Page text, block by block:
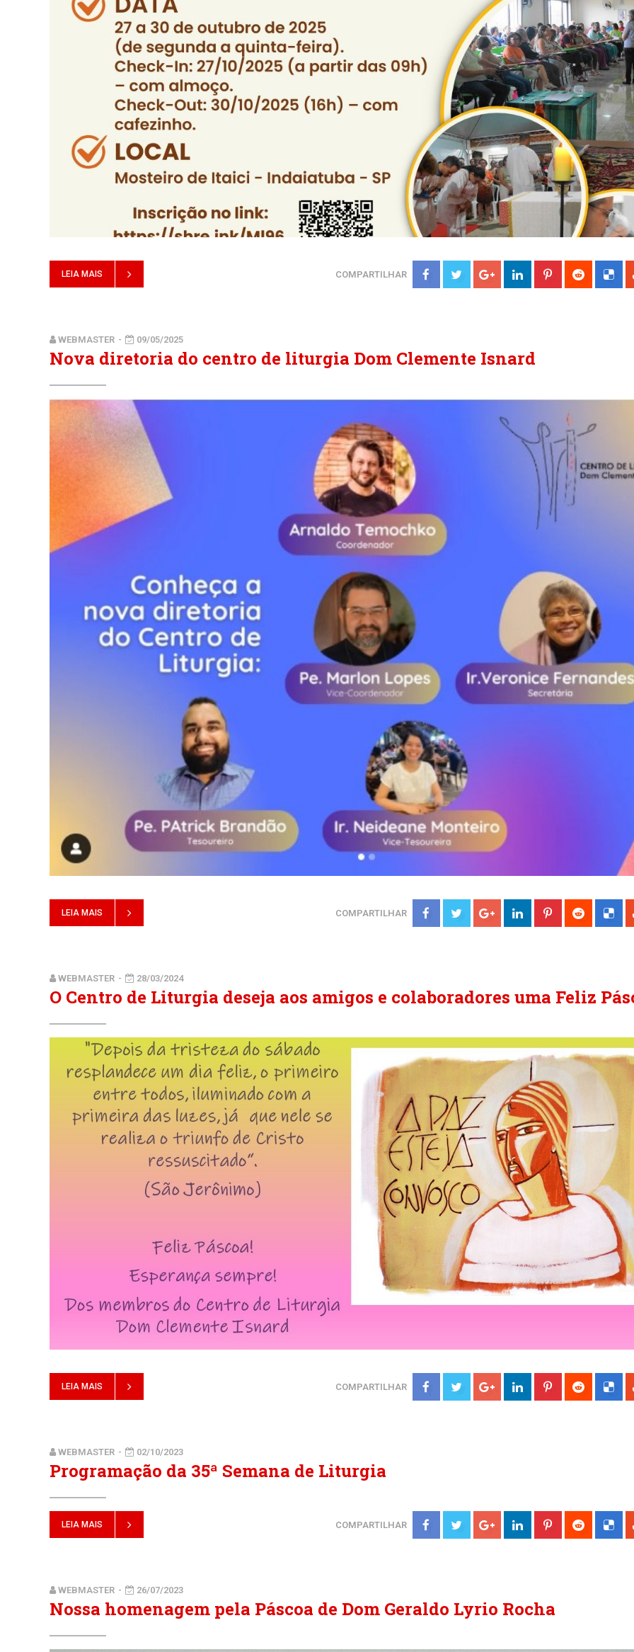
LEIA MAIS COMPARTILHAR
WEBMASTER - 09/05/2025
Nova diretoria do centro de liturgia Dom Clemente Isnard
LEIA MAIS COMPARTILHAR
WEBMASTER - 28/03/2024
O Centro de Liturgia deseja aos amigos e colaboradores uma Feliz
LEIA MAIS COMPARTILHAR
WEBMASTER - 02/10/2023
Programação da 35ª Semana de Liturgia
LEIA MAIS COMPARTILHAR
WEBMASTER - 26/07/2023
Nossa homenagem pela Páscoa de Dom Geraldo Lyrio Rocha